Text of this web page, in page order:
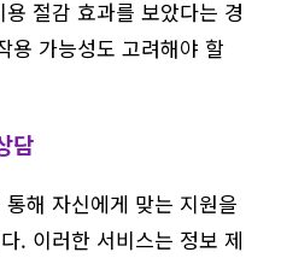
절감 효과를 보았다는 경
용 가능성도 고려해야 할
담
해 자신에게 맞는 지원을
. 이러한 서비스는 정보 제